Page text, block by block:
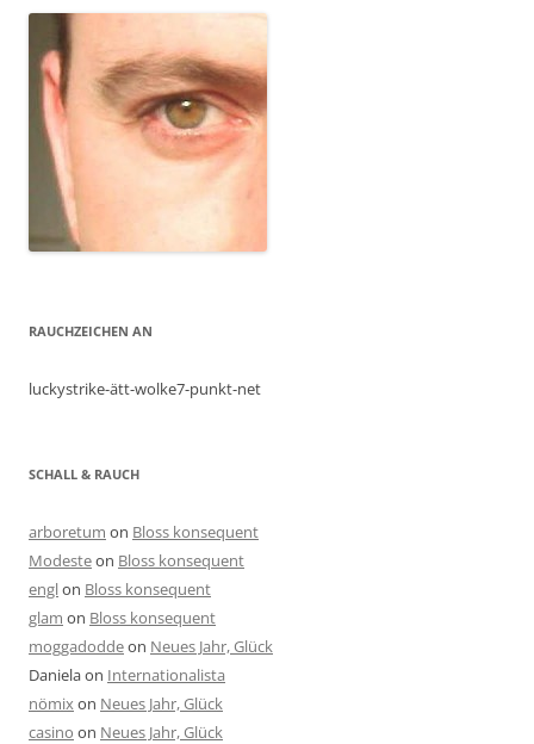
RAUCHZEICHEN AN
luckystrike-ätt-wolke7-punkt-net
SCHALL & RAUCH
arboretum on Bloss konsequent
Modesteon Bloss konsequent
englon Bloss konsequent
glam on Bloss konsequent
moggadoddeon Neues Jahr, Glück
Danielaon Internationalista
nömixon Neues Jahr, Glück
casino on Neues Jahr, Glück